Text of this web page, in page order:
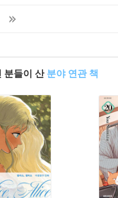
분들이 산 분야 연관 책